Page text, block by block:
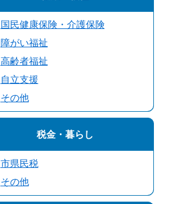
国民健康保険・介護保険
障がい福祉
高齢者福祉
自立支援
その他
税金・暮らし
市県民税
その他